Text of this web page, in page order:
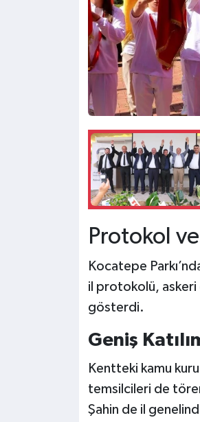
Protokol
Kocatepe
il protokolü, askeri
gösterdi.
Geniş
Kentteki kamu
temsilcileri de
Şahin de il